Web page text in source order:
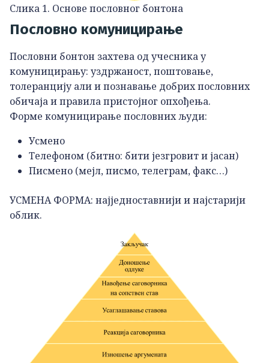
Слика 1. Основе пословног бонтона
Пословно комуницирање
Пословни бонтон захтева од учесника у
комуницирању: уздржаност, поштовање,
толеранцију али и познавање добрих пословних
обичаја и правила пристојног опхођења.
Форме комуницирање пословних људи:
Усмено
Телефоном (битно: бити језгровит и јасан)
Писмено (мејл, писмо, телеграм, факс…)
УСМЕНА ФОРМА: најједноставнији и најстарији
облик.